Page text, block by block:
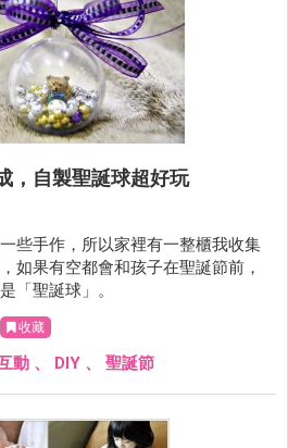
，自製聖誕球超好玩
些手作，所以家裡有一整櫃我收集
如果有空都會和孩子在聖誕節前，
「聖誕球」。
收藏
動 、 DIY 、 聖誕節